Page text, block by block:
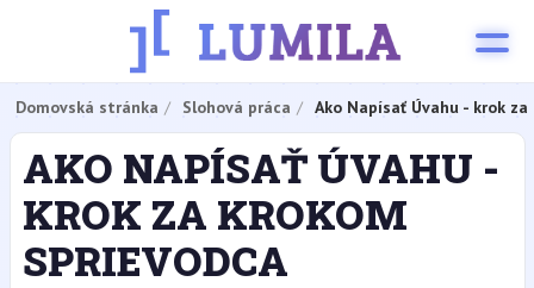
Domovská stránka Slohová práca Ako Napísať Úvahu - krok
AKO NAPÍSAŤ ÚVAHU -
KROK ZA KROKOM
SPRIEVODCA